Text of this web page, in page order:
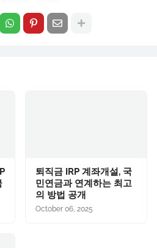
퇴직금 IRP 계좌개설, 국
민연금과 연계하는 최고
의 방법 공개
October 06, 2025